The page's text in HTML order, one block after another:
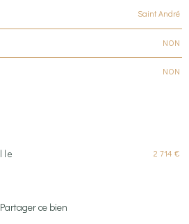
Saint André
NON
NON
2 714 €
Partager ce bien